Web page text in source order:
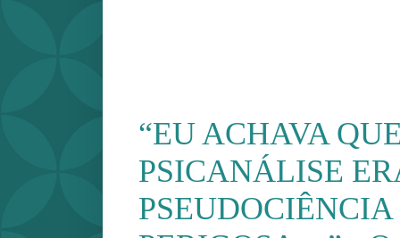
“EU ACHAVA
PSICANÁLISE
PSEUDOCIÊNCIA